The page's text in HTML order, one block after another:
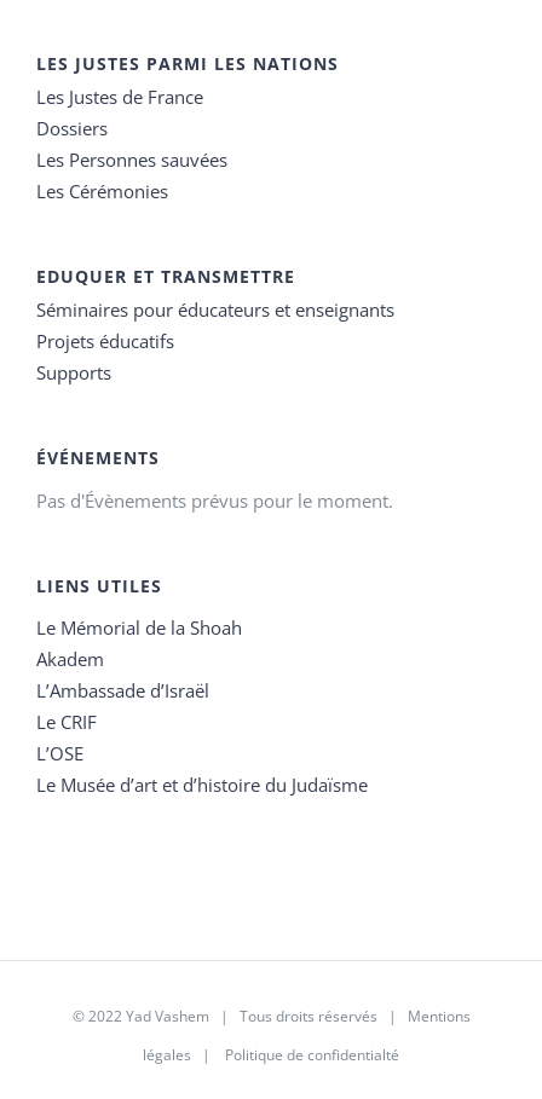
LES JUSTES PARMI LES NATIONS
Les Justes de France
Dossiers
Les Personnes sauvées
Les Cérémonies
EDUQUER ET TRANSMETTRE
Séminaires pour éducateurs et enseignants
Projets éducatifs
Supports
ÉVÉNEMENTS
Pas d'Évènements prévus pour le moment.
LIENS UTILES
Le Mémorial de la Shoah
Akadem
L’Ambassade d’Israël
Le CRIF
L’OSE
Le Musée d’art et d’histoire du Judaïsme
© 2022 Yad Vashem | Tous droits réservés | Mentions
légales | Politique de confidentialté